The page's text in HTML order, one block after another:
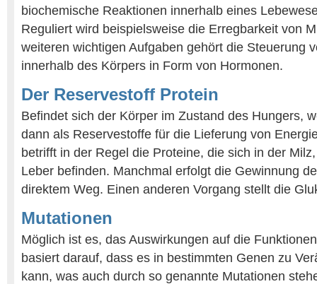
biochemische Reaktionen innerhalb eines
Reguliert wird beispielsweise die Erregbarkeit von
weiteren wichtigen Aufgaben gehört die Steuerung
innerhalb des Körpers in Form von Hormonen.
Der Reservestoff Protein
Befindet sich der Körper im Zustand des Hungers,
dann als Reservestoffe für die Lieferung von
betrifft in der Regel die Proteine, die sich in der
Leber befinden. Manchmal erfolgt die Gewinnung
direktem Weg. Einen anderen Vorgang stellt die
Mutationen
Möglich ist es, das Auswirkungen auf die
basiert darauf, dass es in bestimmten Genen zu
kann, was auch durch so genannte Mutationen